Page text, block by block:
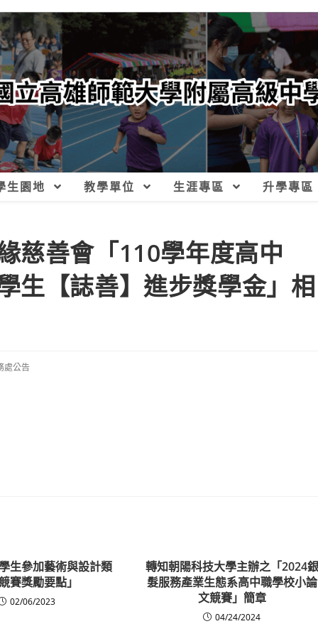
生園地 教學單位 生涯專區 升學專區
慈善會「110學年度高中
生【誌善】進步獎學金」相
處公告
生參加藝術與設計類
賽獎勵要點」
02/06/2023
轉知朝陽科技大學主辦之「2024銀
髮服務產業生態系高中職學校小論
文競賽」簡章
04/24/2024